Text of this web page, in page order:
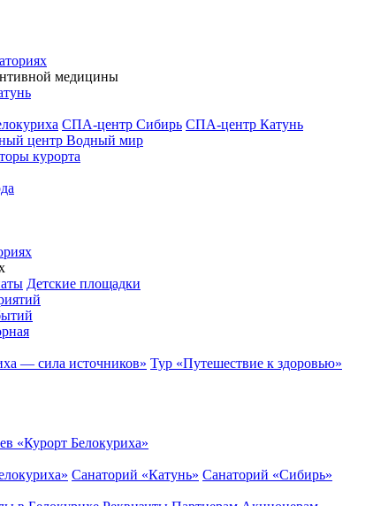
медицины
СПА-центр Сибирь СПА-центр Катунь
центр Водный мир
курорта
Детские площадки
— сила источников» Тур «Путешествие к здоровью»
«Курорт Белокуриха»
Санаторий «Катунь» Санаторий «Сибирь»